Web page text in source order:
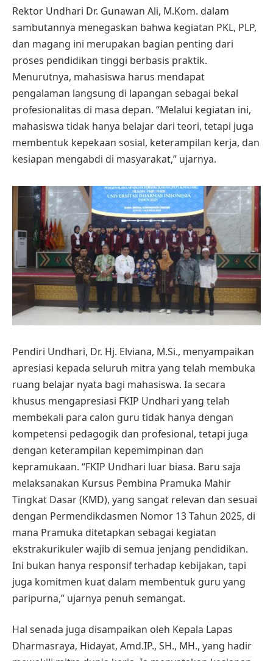
Rektor Undhari Dr. Gunawan Ali, M.Kom. dalam
sambutannya menegaskan bahwa kegiatan PKL, PLP,
dan magang ini merupakan bagian penting dari
proses pendidikan tinggi berbasis praktik.
Menurutnya, mahasiswa harus mendapat
pengalaman langsung di lapangan sebagai bekal
profesionalitas di masa depan. “Melalui kegiatan ini,
mahasiswa tidak hanya belajar dari teori, tetapi juga
membentuk kepekaan sosial, keterampilan kerja, dan
kesiapan mengabdi di masyarakat,” ujarnya.
Pendiri Undhari, Dr. Hj. Elviana, M.Si., menyampaikan
apresiasi kepada seluruh mitra yang telah membuka
ruang belajar nyata bagi mahasiswa. Ia secara
khusus mengapresiasi FKIP Undhari yang telah
membekali para calon guru tidak hanya dengan
kompetensi pedagogik dan profesional, tetapi juga
dengan keterampilan kepemimpinan dan
kepramukaan. “FKIP Undhari luar biasa. Baru saja
melaksanakan Kursus Pembina Pramuka Mahir
Tingkat Dasar (KMD), yang sangat relevan dan sesuai
dengan Permendikdasmen Nomor 13 Tahun 2025, di
mana Pramuka ditetapkan sebagai kegiatan
ekstrakurikuler wajib di semua jenjang pendidikan.
Ini bukan hanya responsif terhadap kebijakan, tapi
juga komitmen kuat dalam membentuk guru yang
paripurna,” ujarnya penuh semangat.
Hal senada juga disampaikan oleh Kepala Lapas
Dharmasraya, Hidayat, Amd.IP., SH., MH., yang hadir